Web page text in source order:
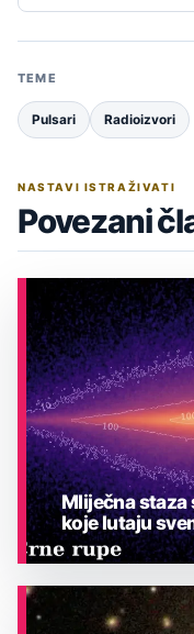
TEME
Pulsari Radioizvori
NASTAVI ISTRAŽIVATI
Povezani
ASTRONOMIJA
Mliječna staza
koje lutaju